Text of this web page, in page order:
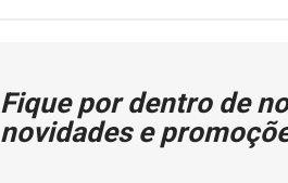
Fique por dentro de
novidades e